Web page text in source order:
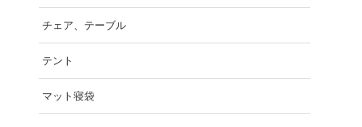
チェア、テーブル
テント
マット寝袋